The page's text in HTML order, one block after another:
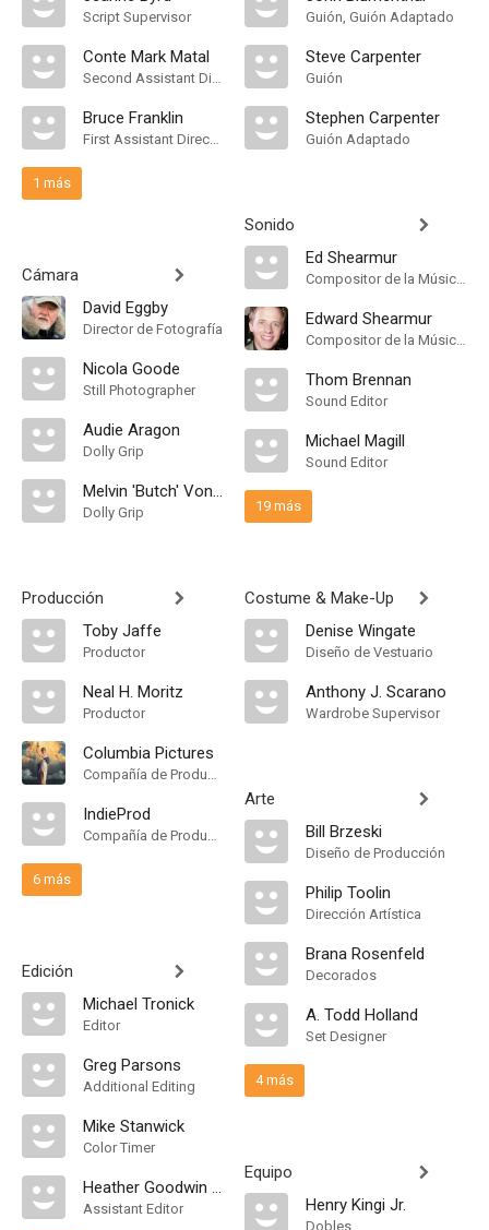
Script Supervisor
Conte Mark Matal
Second Assistant Director
Bruce Franklin
First Assistant Director
1 más
Cámara
David Eggby
Director de Fotografía
Nicola Goode
Still Photographer
Audie Aragon
Dolly Grip
Melvin 'Butch' Von Bulow
Dolly Grip
Producción
Toby Jaffe
Productor
Neal H. Moritz
Productor
Columbia Pictures
Compañía de Produccion
IndieProd
Compañía de Produccion
6 más
Edición
Michael Tronick
Editor
Greg Parsons
Additional Editing
Mike Stanwick
Color Timer
Heather Goodwin Floyd
Assistant Editor
Guión, Guión Adaptado
Steve Carpenter
Guión
Stephen Carpenter
Guión Adaptado
Sonido
Ed Shearmur
Compositor de la Música Original
Edward Shearmur
Compositor de la Música Original
Thom Brennan
Sound Editor
Michael Magill
Sound Editor
19 más
Costume & Make-Up
Denise Wingate
Diseño de Vestuario
Anthony J. Scarano
Wardrobe Supervisor
Arte
Bill Brzeski
Diseño de Producción
Philip Toolin
Dirección Artística
Brana Rosenfeld
Decorados
A. Todd Holland
Set Designer
4 más
Equipo
Henry Kingi Jr.
Dobles